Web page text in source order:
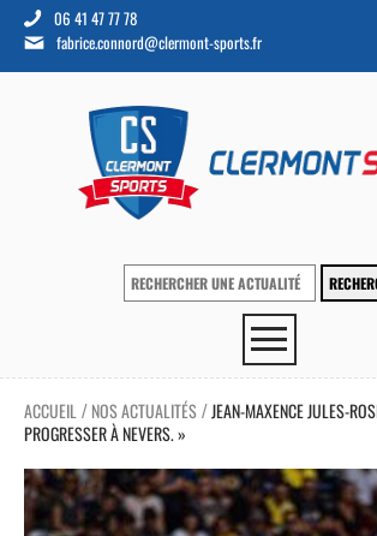
06 41 47 77 78
fabrice.connord@clermont-sports.fr
ACCUEIL / NOS ACTUALITÉS / JEAN-MAXENCE JULES-
PROGRESSER À NEVERS. »